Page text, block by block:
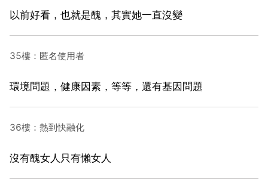
以前好看，也就是醜，其實她一直沒變
35樓：匿名使用者
環境問題，健康因素，等等，還有基因問題
36樓：熱到快融化
沒有醜女人只有懶女人